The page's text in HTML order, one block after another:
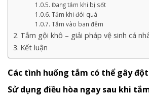
Đang tắm khi bị sốt
Tắm khi đói quá
Tắm vào ban đêm
Tắm gội khô – giải pháp vệ sinh cá
Kết luận
Các tình huống tắm có thể gây
Sử dụng điều hòa ngay sau khi